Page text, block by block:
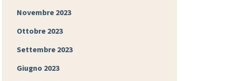
Novembre 2023
Ottobre 2023
Settembre 2023
Giugno 2023